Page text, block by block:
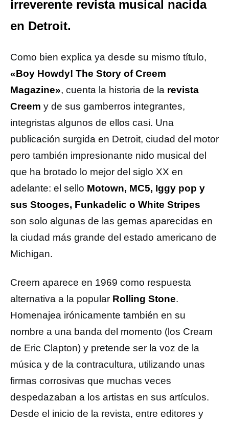
irreverente revista musical nacida
en Detroit.
Como bien explica ya desde su mismo título,
«Boy Howdy! The Story of Creem
Magazine», cuenta la historia de la revista
Creem y de sus gamberros integrantes,
integristas algunos de ellos casi. Una
publicación surgida en Detroit, ciudad del motor
pero también impresionante nido musical del
que ha brotado lo mejor del siglo XX en
adelante: el sello Motown, MC5, Iggy pop y
sus Stooges, Funkadelic o White Stripes
son solo algunas de las gemas aparecidas en
la ciudad más grande del estado americano de
Michigan.
Creem aparece en 1969 como respuesta
alternativa a la popular Rolling Stone.
Homenajea irónicamente también en su
nombre a una banda del momento (los Cream
de Eric Clapton) y pretende ser la voz de la
música y de la contracultura, utilizando unas
firmas corrosivas que muchas veces
despedazaban a los artistas en sus artículos.
Desde el inicio de la revista, entre editores y